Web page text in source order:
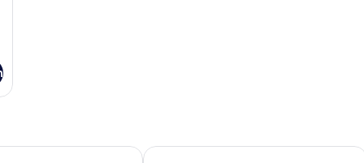
Doha by Millennium HotelsSleepover Doha South Node –